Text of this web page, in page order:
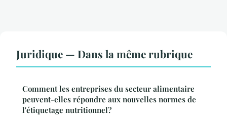
Juridique — Dans la même rubrique
Comment les entreprises du secteur alimentaire
peuvent-elles répondre aux nouvelles normes de
l'étiquetage nutritionnel?